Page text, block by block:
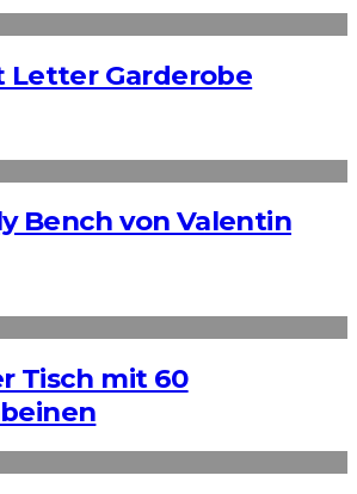
Letter Garderobe
Bench von Valentin
Tisch mit 60